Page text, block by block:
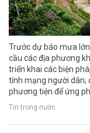
Trước dự báo mưa
cầu các địa phương
triển khai các biện
tính mạng người dân;
phương tiện để ứng
Tin trong nước